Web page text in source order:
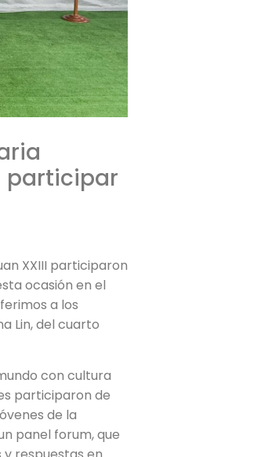
participar
XXIII participaron
ocasión en el
a los
Lin, del cuarto
con cultura
participaron de
de la
panel forum, que